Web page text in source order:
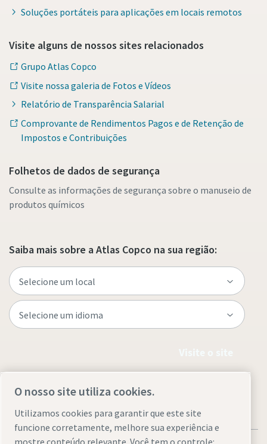
Soluções portáteis para aplicações em locais remotos
Visite alguns de nossos sites relacionados
Grupo Atlas Copco
Visite nossa galeria de Fotos e Vídeos
Relatório de Transparência Salarial
Comprovante de Rendimentos Pagos e de Retenção de
Impostos e Contribuições
Folhetos de dados de segurança
Consulte as informações de segurança sobre o manuseio de
produtos químicos
Saiba mais sobre a Atlas Copco na sua região:
O nosso site utiliza cookies.
Utilizamos cookies para garantir que este site
funcione corretamente, melhore sua experiência e